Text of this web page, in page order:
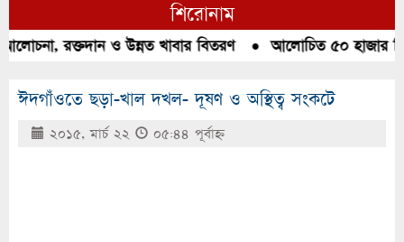
শিরোনাম
রক্তদান ও উন্নত খাবার বিতরণ●আলোচিত ৫০ হাজার
ঈদগাঁওতে ছড়া-খাল দখল- দূষণ ও অস্থিত্ব সংকটে
২০১৫, মার্চ ২২ ০৫:৪৪ পূর্বাহ্ণ